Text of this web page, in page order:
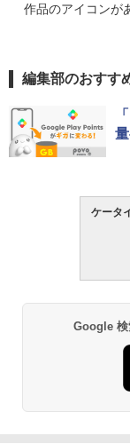
作品のアイコンが
編集部のおすす
ケータ
Google 検